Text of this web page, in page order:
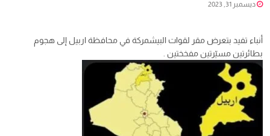
ديسمبر 31, 2023
أنباء تفيد بتعرض مقر لقوات البيشمركة في محافظة اربيل إلى هجوم
بطائرتين مسيّرتين مفخختين .